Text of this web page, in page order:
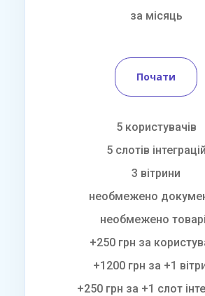
за місяць
Почати
5 користувачів
5 слотів інтеграцій
3 вітрини
необмежено
необмежено
+250 грн за
+1200 грн за +1
+250 грн за +1 слот